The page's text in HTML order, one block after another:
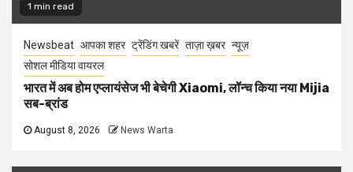
1 min read
Newsbeat आपका शहर ट्रेंडिंग खबरें ताज़ा ख़बर न्यूज़
सोशल मीडिया वायरल
भारत में अब होम एप्लायंसेज भी बेचेगी Xiaomi, लॉन्च किया नया Mijia
सब-ब्रांड
August 8, 2026 News Warta